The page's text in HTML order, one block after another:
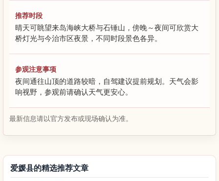
推荐时段
晴天可眺望来岛海峡大桥与石锤山，傍晚～夜间可欣赏大
桥灯光与今治市区夜景，不同时段景色各异。
参观注意事项
夜间通往山顶的道路较暗，自驾建议提前规划。天气会影
响视野，参观前请确认天气更安心。
最新信息请以官方发布或现场确认为准。
爱媛县的精选推荐文章